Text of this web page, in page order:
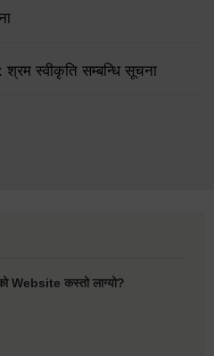
स्वीकृति सम्बन्धि सूचना
Website कस्तो लाग्यो?